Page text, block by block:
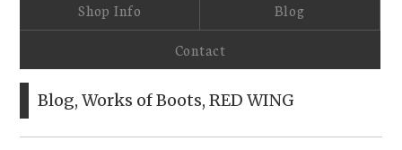
Shop Info Blog
Contact
Blog,Works of Boots,RED WING